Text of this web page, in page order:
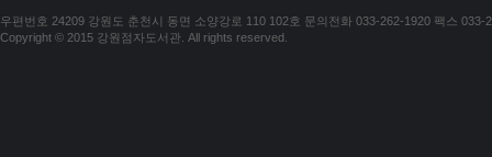
우편번호 24209 강원도 춘천시 동면 소양강로 110 102호 문의전화 033-262-1920 팩스 033-
Copyright © 2015 강원점자도서관. All rights reserved.